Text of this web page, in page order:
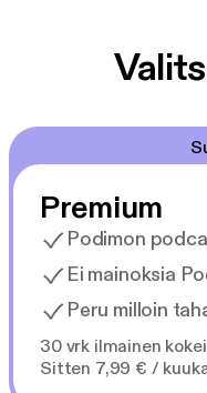
Premium
Podimon
Ei mainoksia
Peru milloin
30 vrk ilmainen
Sitten 7,99 € /